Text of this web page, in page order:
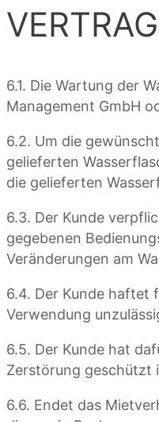
6.1. Die Wartung der
Management GmbH
6.2. Um die
gelieferten
die gelieferten
6.3. Der Kunde
gegebenen
Veränderungen am
6.4. Der Kunde haftet
Verwendung
6.5. Der Kunde hat
Zerstörung geschützt
6.6. Endet das